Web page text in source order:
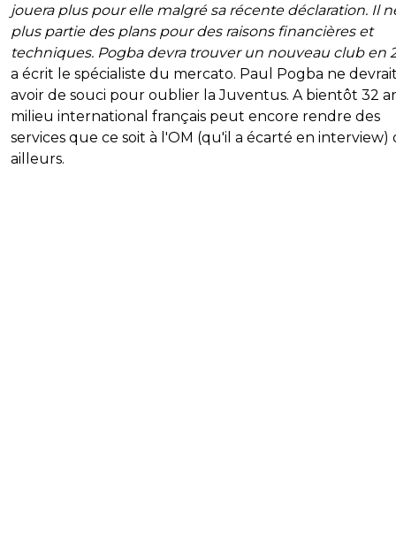
jouera plus pour elle malgré sa récente déclaration. Il
plus partie des plans pour des raisons financières et
techniques. Pogba devra trouver un nouveau club en
a écrit le spécialiste du mercato. Paul Pogba ne
avoir de souci pour oublier la Juventus. A bientôt 32
milieu international français peut encore rendre des
services que ce soit à l'OM (qu'il a écarté en interview)
ailleurs.